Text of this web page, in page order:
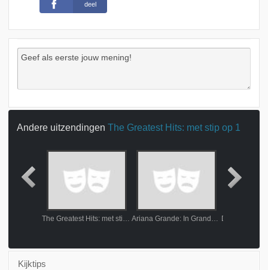
deel
Andere uitzendingen The Greatest Hits: met stip op 1
The Greatest Hits: met stip op 1 Ariana Grande: In Grande Style
Kijktips